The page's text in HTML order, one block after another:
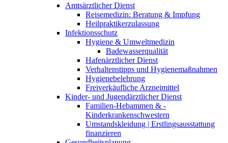
Amtsärztlicher Dienst
Reisemedizin: Beratung & Impfung
Heilpraktikerzulassung
Infektionsschutz
Hygiene & Umweltmedizin
Badewasserqualität
Hafenärztlicher Dienst
Verhaltenstipps und Hygienemaßnahmen
Hygienebelehrung
Freiverkäufliche Arzneimittel
Kinder- und Jugendärztlicher Dienst
Familien-Hebammen & -
Kinderkrankenschwestern
Umstandskleidung | Erstlingsausstattung
finanzieren